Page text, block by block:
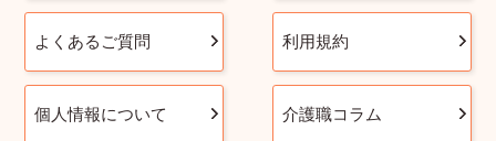
よくあるご質問 利用規約
個人情報について 介護職コラム